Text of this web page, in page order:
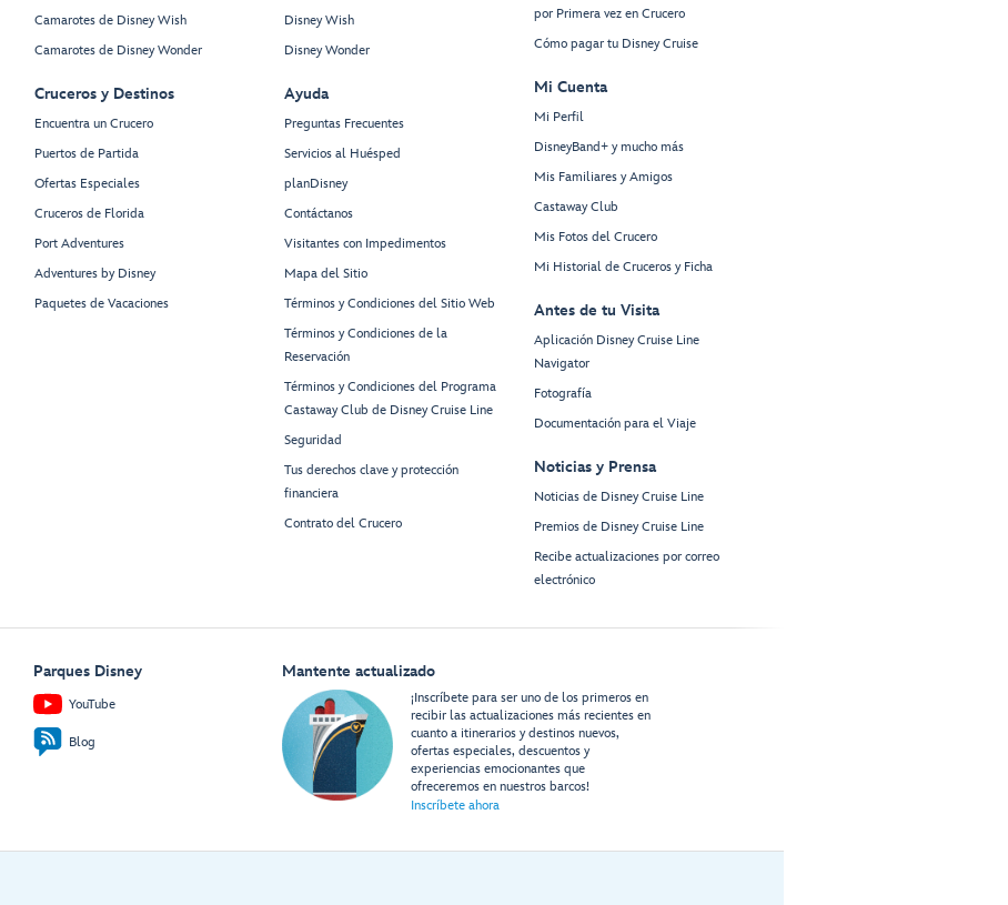
Camarotes de Disney Wish
Camarotes de Disney Wonder
Cruceros y Destinos
Encuentra un Crucero
Puertos de Partida
Ofertas Especiales
Cruceros de Florida
Port Adventures
Adventures by Disney
Paquetes de Vacaciones
Disney Wish
Disney Wonder
Ayuda
Preguntas Frecuentes
Servicios al Huésped
planDisney
Contáctanos
Visitantes con Impedimentos
Mapa del Sitio
Términos y Condiciones del Sitio Web
Términos y Condiciones de la
Reservación
Términos y Condiciones del Programa
Castaway Club de Disney Cruise Line
Seguridad
Tus derechos clave y protección
financiera
Contrato del Crucero
por Primera vez en Crucero
Cómo pagar tu Disney Cruise
Mi Cuenta
Mi Perfil
DisneyBand+ y mucho más
Mis Familiares y Amigos
Castaway Club
Mis Fotos del Crucero
Mi Historial de Cruceros y Ficha
Antes de tu Visita
Aplicación Disney Cruise Line
Navigator
Fotografía
Documentación para el Viaje
Noticias y Prensa
Noticias de Disney Cruise Line
Premios de Disney Cruise Line
Recibe actualizaciones por correo
electrónico
Parques Disney
YouTube
Blog
Mantente actualizado
¡Inscríbete para ser uno de los primeros en
recibir las actualizaciones más recientes en
cuanto a itinerarios y destinos nuevos,
ofertas especiales, descuentos y
experiencias emocionantes que
ofreceremos en nuestros barcos!
Inscríbete ahora